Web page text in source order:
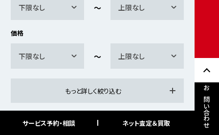
お問い合わせ
下限なし 上限なし
価格
下限なし 上限なし
もっと詳しく絞り込む
検索
サービス予約・相談 ネット査定＆買取